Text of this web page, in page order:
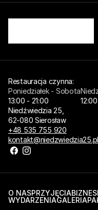
Restauracja czynna:
Poniedziałek - Sobota
13:00 - 21:00
Niedźwiedzia 25,
62-080 Sierosław
+48 535 755 920
kontakt@niedzwiedzia25.pl
O NASPRZYJĘCIABIZNES
WYDARZENIAGALERIA